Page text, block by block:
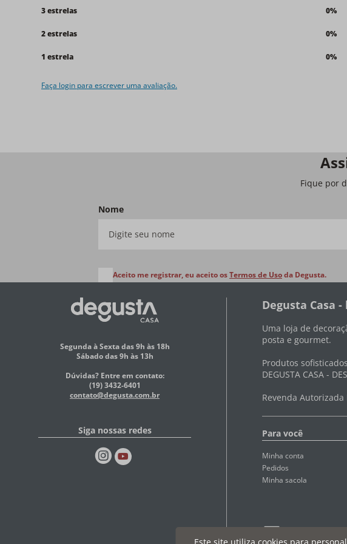
3 estrelas 0%
2 estrelas 0%
1 estrela 0%
Faça login para escrever uma avaliação.
Fique por
Nome
Aceito me registrar, eu aceito osTermos de Usoda Degusta.
Segunda à Sexta das 9h às 18h
Sábado das 9h às 13h
Dúvidas? Entre em contato:
(19) 3432-6401
contato@degusta.com.br
Siga nossas redes
Degusta Casa
Uma loja de
posta e gourmet.
Produtos
DEGUSTA CASA -
Revenda Autorizada
Para você
Minha conta
Pedidos
Minha sacola